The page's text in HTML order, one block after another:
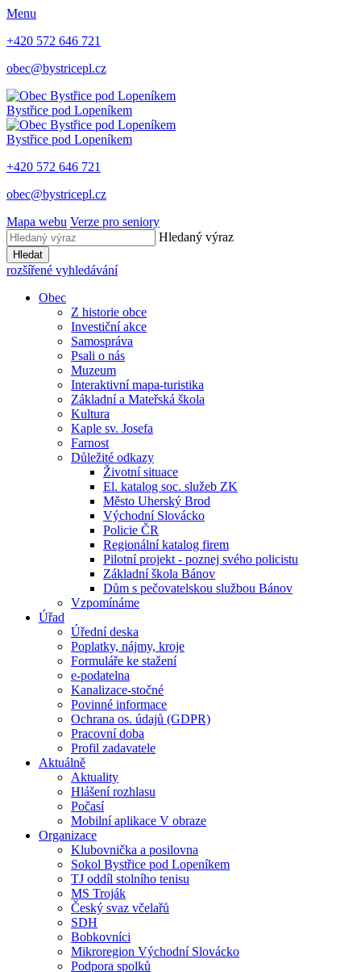
Menu
+420 572 646 721
obec@bystricepl.cz
Bystřice pod Lopeníkem
Bystřice pod Lopeníkem
+420 572 646 721
obec@bystricepl.cz
Mapa webu Verze pro seniory
Hledaný výraz
Hledat
rozšířené vyhledávání
Obec
Z historie obce
Investiční akce
Samospráva
Psali o nás
Muzeum
Interaktivní mapa-turistika
Základní a Mateřská škola
Kultura
Kaple sv. Josefa
Farnost
Důležité odkazy
Životní situace
El. katalog soc. služeb ZK
Město Uherský Brod
Východní Slovácko
Policie ČR
Regionální katalog firem
Pilotní projekt - poznej svého policistu
Základní škola Bánov
Dům s pečovatelskou službou Bánov
Vzpomínáme
Úřad
Úřední deska
Poplatky, nájmy, kroje
Formuláře ke stažení
e-podatelna
Kanalizace-stočné
Povinné informace
Ochrana os. údajů (GDPR)
Pracovní doba
Profil zadavatele
Aktuálně
Aktuality
Hlášení rozhlasu
Počasí
Mobilní aplikace V obraze
Organizace
Klubovnička a posilovna
Sokol Bystřice pod Lopeníkem
TJ oddíl stolního tenisu
MS Troják
Český svaz včelařů
SDH
Bobkovníci
Mikroregion Východní Slovácko
Podpora spolků